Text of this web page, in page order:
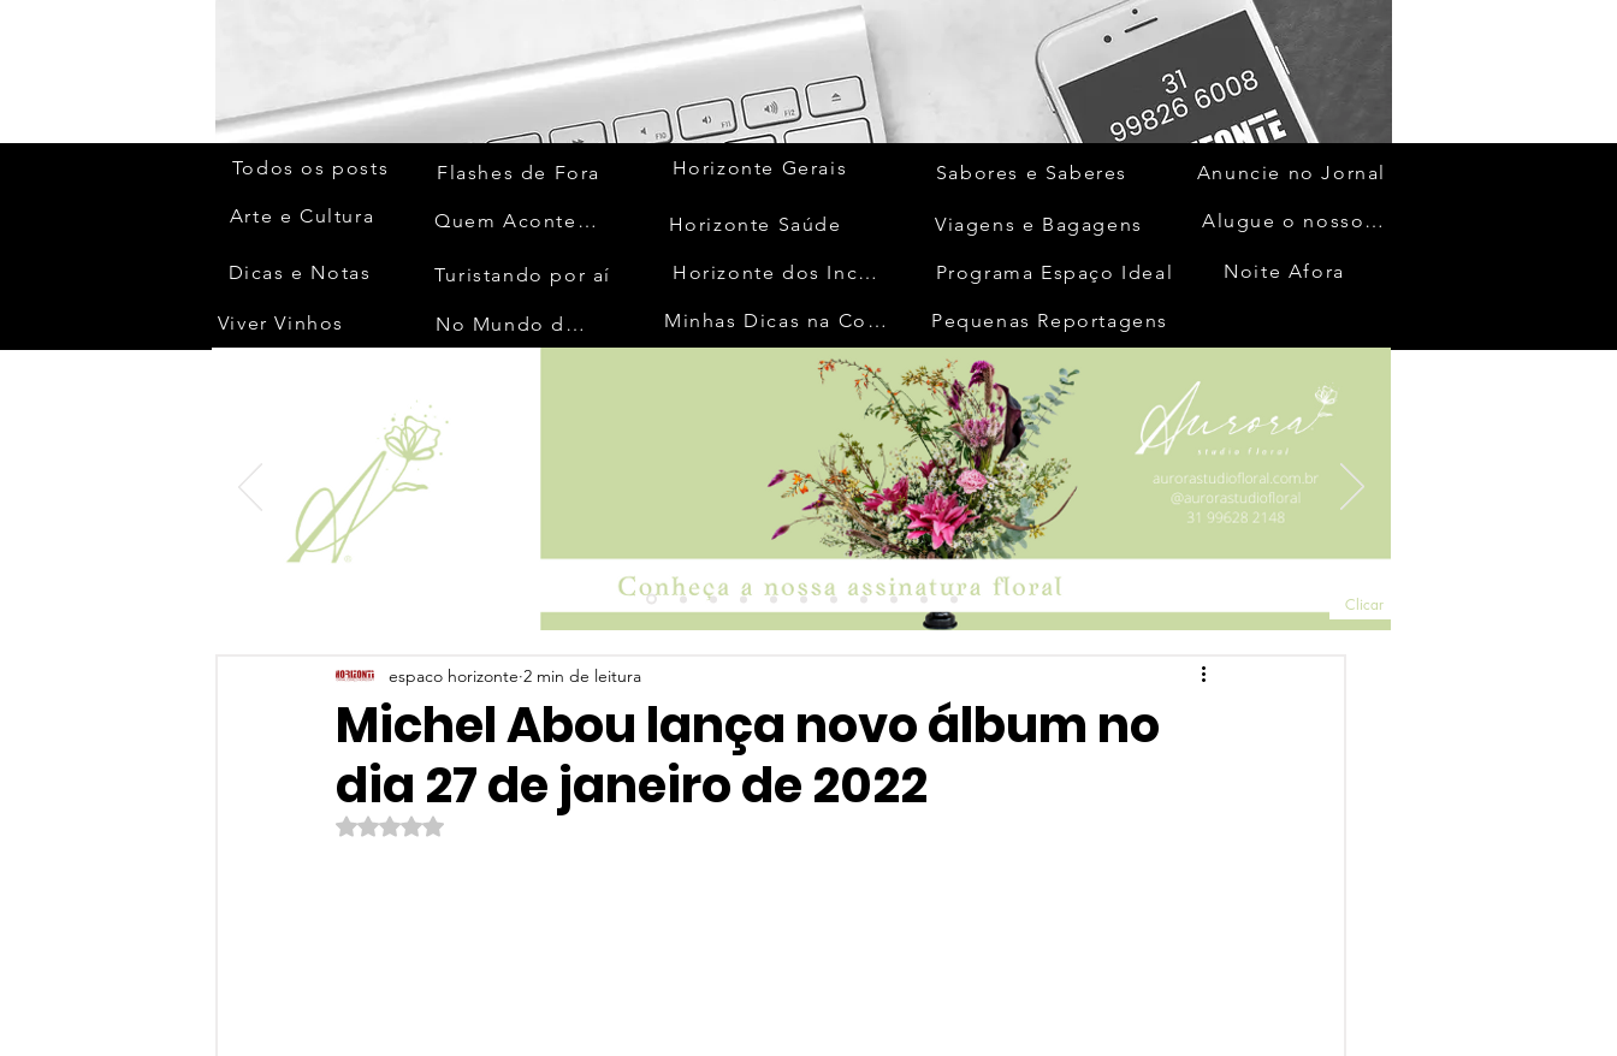
Todos os posts
Arte e Cultura
Dicas e Notas
Viver Vinhos
Flashes de Fora
Quem Acontece
Turistando por aí
No Mundo da Moda
Horizonte Gerais
Horizonte Saúde
Horizonte dos Inconfidentes
Minhas Dicas na Cozinha
Sabores e Saberes
Viagens e Bagagens
Programa Espaço Ideal
Anuncie no Jornal
Alugue o nosso espaço
Noite Afora
Pequenas Reportagens
Clicar
Michel Abou lança novo álbum no
dia 27 de janeiro de 2022
espaco horizonte 2 min de leitura
Avaliado com NaN de 5 estrelas.